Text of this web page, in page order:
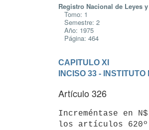
Registro Nacional de Leyes
Tomo: 1
Semestre: 2
Año: 1975
Página: 464
CAPITULO XI
INCISO 33 -
Artículo 326
Increméntase en
los artículos